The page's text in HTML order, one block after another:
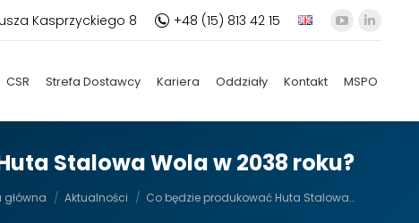
Kasprzyckiego 8 +48 (15) 813 42 15
YouTube
się
nowym
się
nowym
CSR Strefa Dostawcy Kariera Oddziały Kontakt MSPO
Stalowa Wola w 2038 roku?
główna Aktualności Co będzie produkować Huta Stalowa…